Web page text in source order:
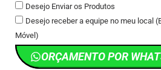
Desejo Enviar os Produtos
Desejo receber a equipe no meu local
Móvel)
ORÇAMENTO POR